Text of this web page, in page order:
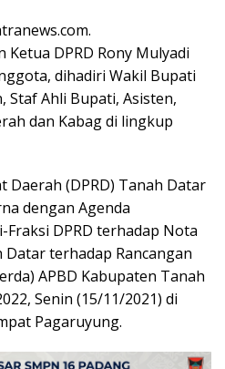
DPRD Rony Mulyadi
dihadiri Wakil Bupati
Staf Ahli Bupati, Asisten,
dan Kabag di lingkup
Daerah (DPRD) Tanah Datar
dengan Agenda
Fraksi DPRD terhadap Nota
terhadap Rancangan
APBD Kabupaten Tanah
Senin (15/11/2021) di
Pagaruyung.